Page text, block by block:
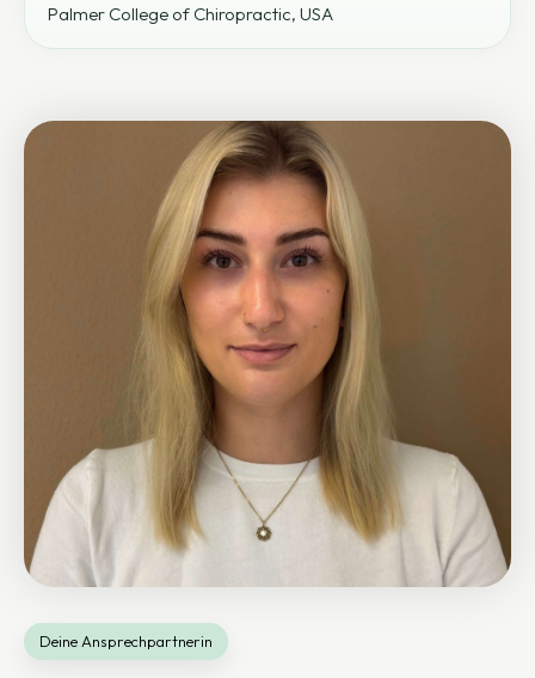
Palmer College of Chiropractic, USA
Deine Ansprechpartnerin